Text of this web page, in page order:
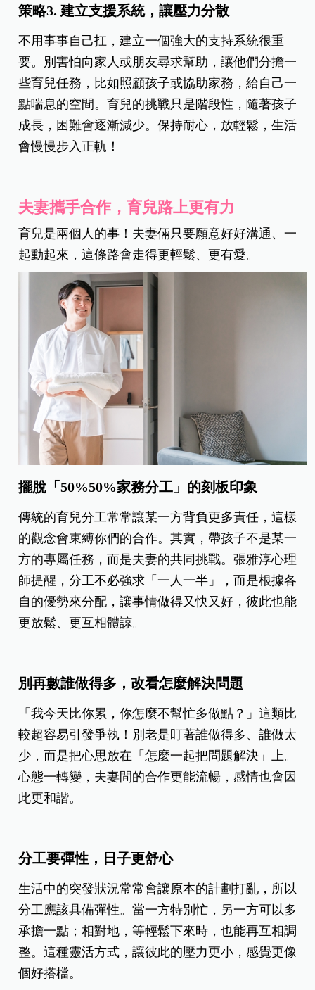
策略3. 建立支援系統，讓壓力分散
不用事事自己扛，建立一個強大的支持系統很重
要。別害怕向家人或朋友尋求幫助，讓他們分擔一
些育兒任務，比如照顧孩子或協助家務，給自己一
點喘息的空間。育兒的挑戰只是階段性，隨著孩子
成長，困難會逐漸減少。保持耐心，放輕鬆，生活
會慢慢步入正軌！
夫妻攜手合作，育兒路上更有力
育兒是兩個人的事！夫妻倆只要願意好好溝通、一
起動起來，這條路會走得更輕鬆、更有愛。
擺脫「50%50%家務分工」的刻板印象
傳統的育兒分工常常讓某一方背負更多責任，這樣
的觀念會束縛你們的合作。其實，帶孩子不是某一
方的專屬任務，而是夫妻的共同挑戰。張雅淳心理
師提醒，分工不必強求「一人一半」，而是根據各
自的優勢來分配，讓事情做得又快又好，彼此也能
更放鬆、更互相體諒。
別再數誰做得多，改看怎麼解決問題
「我今天比你累，你怎麼不幫忙多做點？」這類比
較超容易引發爭執！別老是盯著誰做得多、誰做太
少，而是把心思放在「怎麼一起把問題解決」上。
心態一轉變，夫妻間的合作更能流暢，感情也會因
此更和諧。
分工要彈性，日子更舒心
生活中的突發狀況常常會讓原本的計劃打亂，所以
分工應該具備彈性。當一方特別忙，另一方可以多
承擔一點；相對地，等輕鬆下來時，也能再互相調
整。這種靈活方式，讓彼此的壓力更小，感覺更像
個好搭檔。